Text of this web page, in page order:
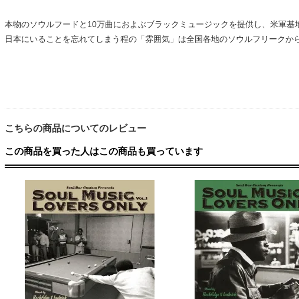
本物のソウルフードと10万曲におよぶブラックミュージックを提供し、米軍
日本にいることを忘れてしまう程の「雰囲気」は全国各地のソウルフリークか
こちらの商品についてのレビュー
この商品を買った人はこの商品も買っています